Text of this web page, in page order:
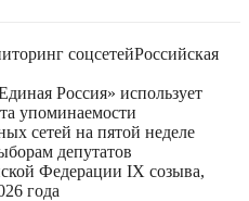
соцсетейРоссийская
Россия» использует
упоминаемости
сетей на пятой неделе
депутатов
Федерации IX созыва,
года